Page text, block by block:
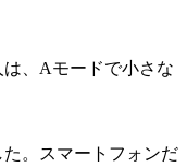
、Aモードで小さな
。スマートフォンだ